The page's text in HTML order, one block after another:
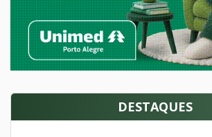
DESTAQUES